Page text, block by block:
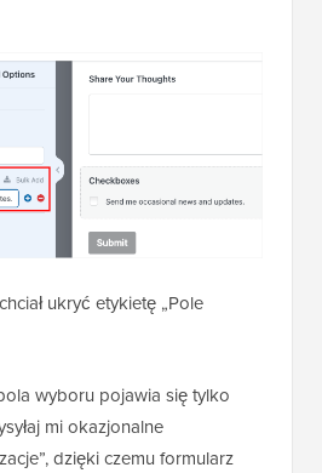
ukryć etykietę „Pole
wyboru pojawia się tylko
mi okazjonalne
dzięki czemu formularz